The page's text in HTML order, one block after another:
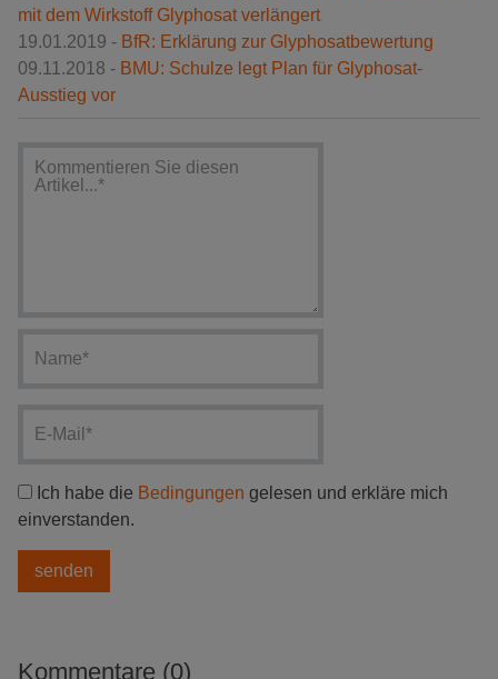
mit dem Wirkstoff Glyphosat verlängert
19.01.2019 - BfR: Erklärung zur Glyphosatbewertung
09.11.2018 - BMU: Schulze legt Plan für Glyphosat-
Ausstieg vor
Ich habe die Bedingungen gelesen und erkläre mich
einverstanden.
Kommentare (0)